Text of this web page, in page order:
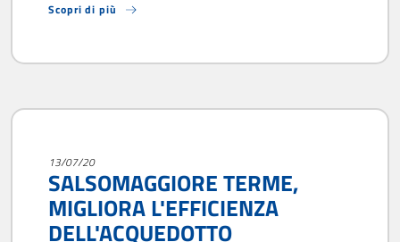
Scopri di più
13/07/20
SALSOMAGGIORE TERME,
MIGLIORA L'EFFICIENZA
DELL'ACQUEDOTTO